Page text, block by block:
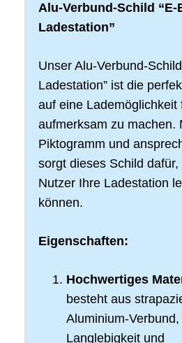
Alu-Verbund-Schild “E-
Ladestation”
Unser Alu-Verbund-
Ladestation” ist die
auf eine Lademöglichkeit
aufmerksam zu machen.
Piktogramm und
sorgt dieses Schild
Nutzer Ihre Ladestation
können.
Eigenschaften:
Hochwertiges
besteht aus
Aluminium-
Langlebigkeit und